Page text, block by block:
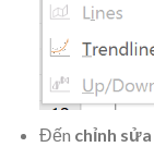
Đến chỉnh sửa